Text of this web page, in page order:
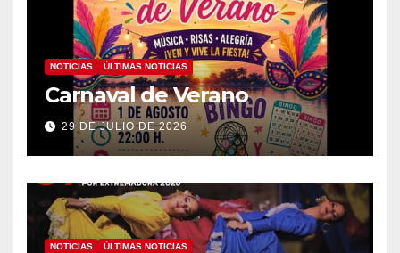
NOTICIAS ÚLTIMAS NOTICIAS
Carnaval de Verano
29 DE JULIO DE 2026
NOTICIAS ÚLTIMAS NOTICIAS